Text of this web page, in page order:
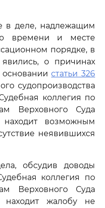
в деле, надлежащим
времени и месте
порядке, в
о причинах
основаниистатьи 326
судопроизводства
коллегия по
Верховного Суда
возможным
неявившихся
обсудив доводы
коллегия по
Верховного Суда
находит жалобу не